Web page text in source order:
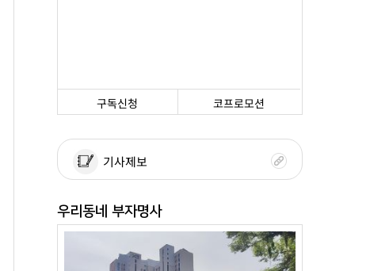
구독신청 코프로모션
기사제보
우리동네 부자명사